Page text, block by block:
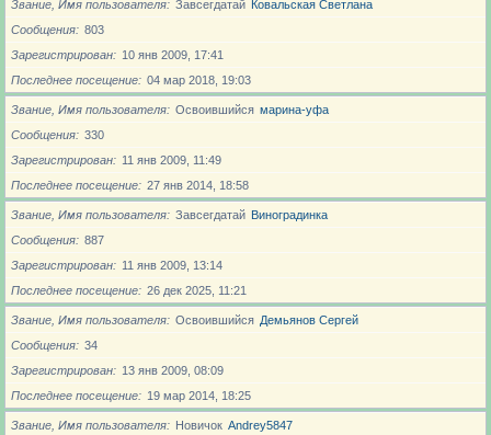
Звание, Имя пользователя Завсегдатай Ковальская Светлана
Сообщения
803
Зарегистрирован
10 янв 2009, 17:41
Последнее посещение
04 мар 2018, 19:03
Звание, Имя пользователя Освоившийся марина-уфа
Сообщения
330
Зарегистрирован
11 янв 2009, 11:49
Последнее посещение
27 янв 2014, 18:58
Звание, Имя пользователя Завсегдатай Виноградинка
Сообщения
887
Зарегистрирован
11 янв 2009, 13:14
Последнее посещение
26 дек 2025, 11:21
Звание, Имя пользователя Освоившийся Демьянов Сергей
Сообщения
34
Зарегистрирован
13 янв 2009, 08:09
Последнее посещение
19 мар 2014, 18:25
Звание, Имя пользователя Новичoк Andrey5847